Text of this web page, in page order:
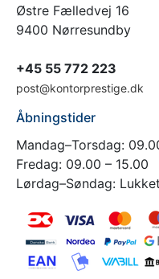
Østre Fælledvej 16
9400 Nørresundby
+45 55 772 223
post@kontorprestige.dk
Åbningstider
Mandag–Torsdag:
Fredag: 09.00 – 15.00
Lørdag–Søndag: Lukket